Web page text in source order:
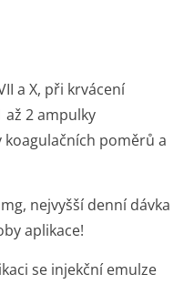
a X, při krvácení
2 ampulky
poměrů a
nejvyšší denní dávka
aplikace!
se injekční emulze